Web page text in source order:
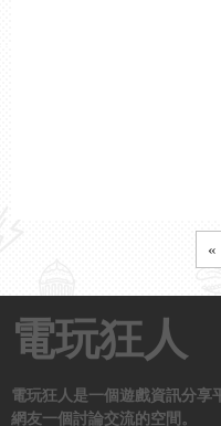
«
電玩狂人
電玩狂人是一個遊戲資訊分享
網友一個討論交流的空間。